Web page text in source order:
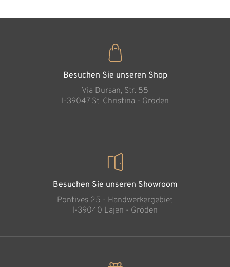
Besuchen Sie unseren Shop
Via Dursan, Str. 55
l-39047 St. Christina - Gröden
Besuchen Sie unseren Showroom
Pontives 25 - Handwerkergebiet
l-39040 Lajen - Gröden